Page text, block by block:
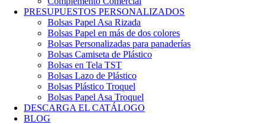
PRESUPUESTOS PERSONALIZADOS
Bolsas Papel Asa Rizada
Bolsas Papel en más de dos colores
Bolsas Personalizadas para panaderías
Bolsas Camiseta de Plástico
Bolsas en Tela TST
Bolsas Lazo de Plástico
Bolsas Plástico Troquel
Bolsas Papel Asa Troquel
DESCARGA EL CATÁLOGO
BLOG